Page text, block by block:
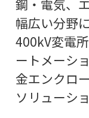
鋼・電気、
幅広い分野
400kV変電
ートメーシ
金エンクロ
ソリューシ